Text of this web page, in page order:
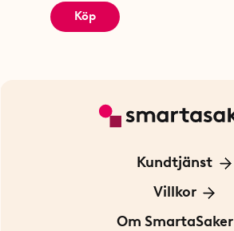
Köp
Kundtjänst
Kontakta oss
För Företag
Villkor
Frakt och leverans
Om SmartaSaker